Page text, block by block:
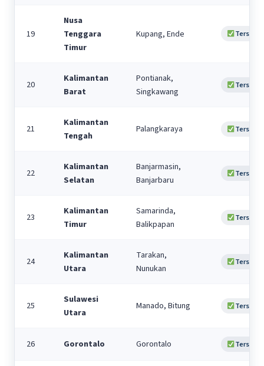
19
Nusa
Tenggara
Timur
Kupang, Ende Tersedia
20
Kalimantan
Barat
Pontianak,
Singkawang
Tersedia
21
Kalimantan
Tengah
Palangkaraya Tersedia
22
Kalimantan
Selatan
Banjarmasin,
Banjarbaru
Tersedia
23
Kalimantan
Timur
Samarinda,
Balikpapan
Tersedia
24
Kalimantan
Utara
Tarakan,
Nunukan
Tersedia
25
Sulawesi
Utara
Manado, Bitung Tersedia
26 Gorontalo Gorontalo Tersedia